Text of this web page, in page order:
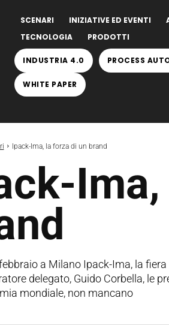
SCENARI INIZIATIVE ED EVENTI
TECNOLOGIA
PRODOTTI
INDUSTRIA 4.0 PROCESS
WHITE PAPER
Ipack-Ima, la forza di un brand
a Milano Ipack-Ima, la
delegato, Guido Corbella, le
mondiale, non mancano